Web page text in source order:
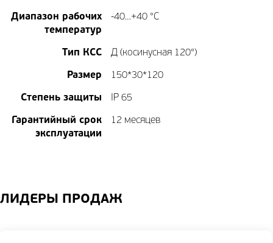
Диапазон рабочих
температур
-40…+40 °С
Тип КСС Д (косинусная 120°)
Размер 150*30*120
Степень защиты IP 65
Гарантийный срок
эксплуатации
12 месяцев
ЛИДЕРЫ ПРОДАЖ